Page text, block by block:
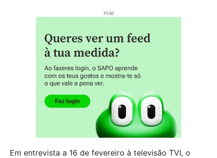
Em entrevista a 16 de fevereiro à televisão TVI, o